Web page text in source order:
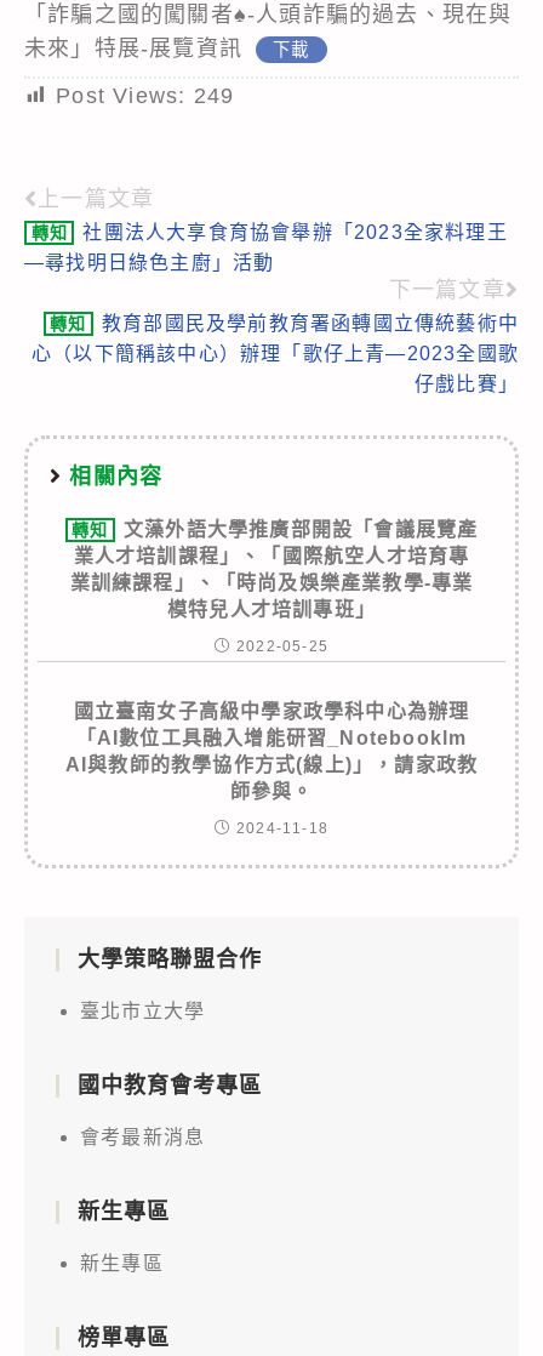
「詐騙之國的闖關者♠-人頭詐騙的過去、現在與
未來」特展-展覽資訊
下載
Post Views: 249
Read
more
上一篇文章
轉知
社團法人大享食育協會舉辦「2023全家料理王
—尋找明日綠色主廚」活動
下一篇文章
轉知
教育部國民及學前教育署函轉國立傳統藝術中
心（以下簡稱該中心）辦理「歌仔上青―2023全國歌
仔戲比賽」
相關內容
轉知
文藻外語大學推廣部開設「會議展覽產
業人才培訓課程」、「國際航空人才培育專
業訓練課程」、「時尚及娛樂產業教學-專業
模特兒人才培訓專班」
2022-05-25
國立臺南女子高級中學家政學科中心為辦理
「AI數位工具融入增能研習_Notebooklm
AI與教師的教學協作方式(線上)」，請家政教
師參與。
2024-11-18
大學策略聯盟合作
臺北市立大學
國中教育會考專區
會考最新消息
新生專區
新生專區
榜單專區